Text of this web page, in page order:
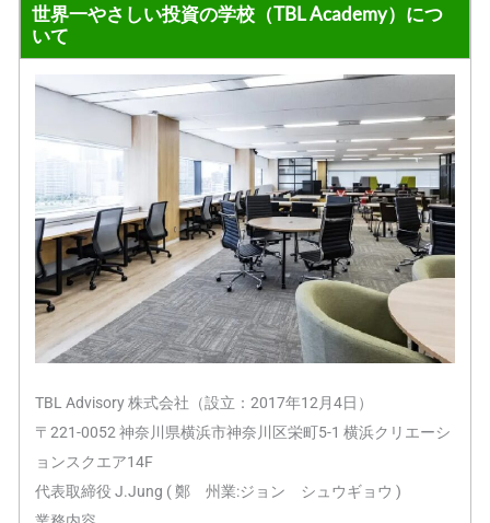
世界一やさしい投資の学校（TBL Academy）につ
いて
TBL Advisory 株式会社（設立：2017年12月4日）
〒221-0052 神奈川県横浜市神奈川区栄町5-1 横浜クリエーシ
ョンスクエア14F
代表取締役 J.Jung ( 鄭 州業:ジョン シュウギョウ )